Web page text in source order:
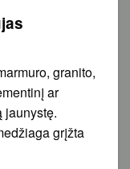
granito,
ar
jaunystę.
grįžta